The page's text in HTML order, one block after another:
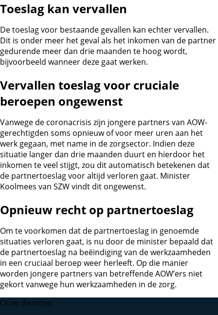
Toeslag kan vervallen
De toeslag voor bestaande gevallen kan echter vervallen.
Dit is onder meer het geval als het inkomen van de partner
gedurende meer dan drie maanden te hoog wordt,
bijvoorbeeld wanneer deze gaat werken.
Vervallen toeslag voor cruciale
beroepen ongewenst
Vanwege de coronacrisis zijn jongere partners van AOW-
gerechtigden soms opnieuw of voor meer uren aan het
werk gegaan, met name in de zorgsector. Indien deze
situatie langer dan drie maanden duurt en hierdoor het
inkomen te veel stijgt, zou dit automatisch betekenen dat
de partnertoeslag voor altijd verloren gaat. Minister
Koolmees van SZW vindt dit ongewenst.
Opnieuw recht op partnertoeslag
Om te voorkomen dat de partnertoeslag in genoemde
situaties verloren gaat, is nu door de minister bepaald dat
de partnertoeslag na beëindiging van de werkzaamheden
in een cruciaal beroep weer herleeft. Op die manier
worden jongere partners van betreffende AOW’ers niet
gekort vanwege hun werkzaamheden in de zorg.
Onze diensten